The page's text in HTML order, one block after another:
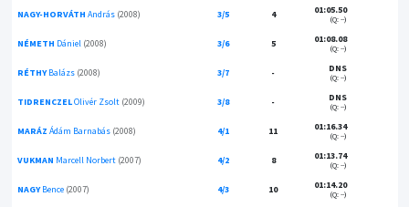
NAGY-HORVÁTH András (2008) 3/5 4 01:05.50
(Q: --)
NÉMETH Dániel (2008) 3/6 5 01:08.08
(Q: --)
RÉTHYBalázs (2008) 3/7 - DNS
(Q: --)
TIDRENCZELOlivér Zsolt(2009) 3/8 - DNS
(Q: --)
MARÁZ Ádám Barnabás(2008) 4/1 11 01:16.34
(Q: --)
VUKMAN Marcell Norbert(2007) 4/2 8 01:13.74
(Q: --)
NAGYBence (2007) 4/3 10 01:14.20
(Q: --)